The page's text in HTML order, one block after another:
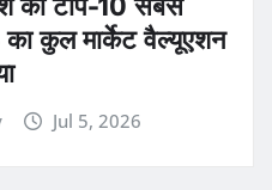
Jul 5, 2026